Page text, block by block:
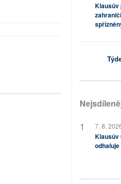
Klausův
7. 8.
Klausův